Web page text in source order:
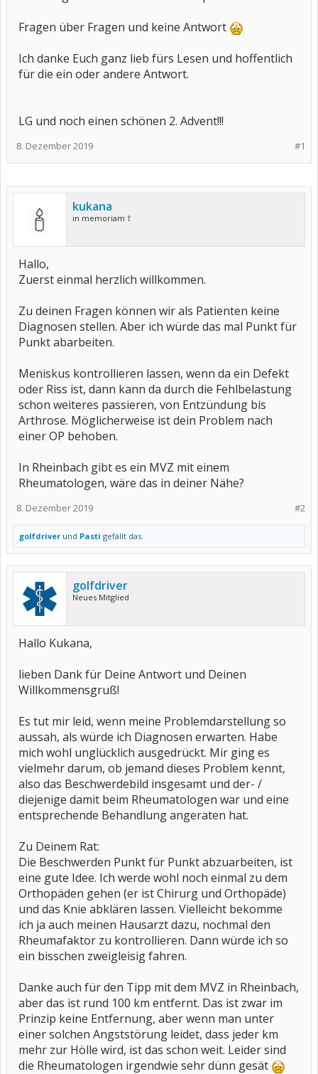
Fragen über Fragen und keine Antwort
Ich danke Euch ganz lieb fürs Lesen und hoffentlich
für die ein oder andere Antwort.
LG und noch einen schönen 2. Advent!!!
#1
8. Dezember 2019
kukana
in memoriam †
Hallo,
Zuerst einmal herzlich willkommen.
Zu deinen Fragen können wir als Patienten keine
Diagnosen stellen. Aber ich würde das mal Punkt für
Punkt abarbeiten.
Meniskus kontrollieren lassen, wenn da ein Defekt
oder Riss ist, dann kann da durch die Fehlbelastung
schon weiteres passieren, von Entzündung bis
Arthrose. Möglicherweise ist dein Problem nach
einer OP behoben.
In Rheinbach gibt es ein MVZ mit einem
Rheumatologen, wäre das in deiner Nähe?
#2
8. Dezember 2019
golfdriver und Pasti gefällt das.
golfdriver
Neues Mitglied
Hallo Kukana,
lieben Dank für Deine Antwort und Deinen
Willkommensgruß!
Es tut mir leid, wenn meine Problemdarstellung so
aussah, als würde ich Diagnosen erwarten. Habe
mich wohl unglücklich ausgedrückt. Mir ging es
vielmehr darum, ob jemand dieses Problem kennt,
also das Beschwerdebild insgesamt und der- /
diejenige damit beim Rheumatologen war und eine
entsprechende Behandlung angeraten hat.
Zu Deinem Rat:
Die Beschwerden Punkt für Punkt abzuarbeiten, ist
eine gute Idee. Ich werde wohl noch einmal zu dem
Orthopäden gehen (er ist Chirurg und Orthopäde)
und das Knie abklären lassen. Vielleicht bekomme
ich ja auch meinen Hausarzt dazu, nochmal den
Rheumafaktor zu kontrollieren. Dann würde ich so
ein bisschen zweigleisig fahren.
Danke auch für den Tipp mit dem MVZ in Rheinbach,
aber das ist rund 100 km entfernt. Das ist zwar im
Prinzip keine Entfernung, aber wenn man unter
einer solchen Angststörung leidet, dass jeder km
mehr zur Hölle wird, ist das schon weit. Leider sind
die Rheumatologen irgendwie sehr dünn gesät